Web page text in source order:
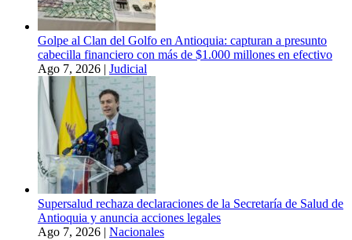
Golpe al Clan del Golfo en Antioquia: capturan a presunto
cabecilla financiero con más de $1.000 millones en efectivo
Ago 7, 2026 | Judicial
Supersalud rechaza declaraciones de la Secretaría de Salud de
Antioquia y anuncia acciones legales
Ago 7, 2026 | Nacionales